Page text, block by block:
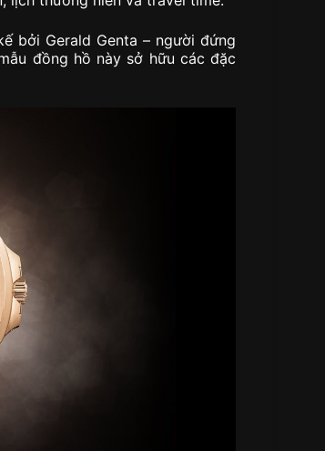
bởi Gerald Genta – người đứng
đồng hồ này sở hữu các đặc